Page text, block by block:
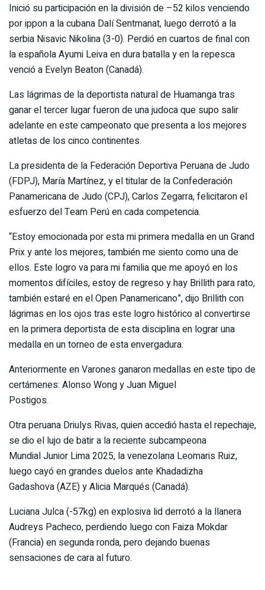
Inició su participación en la división de –52 kilos venciendo
por ippon a la cubana Dalí Sentmanat, luego derrotó a la
serbia Nisavic Nikolina (3-0). Perdió en cuartos de final con
la española Ayumi Leiva en dura batalla y en la repesca
venció a Evelyn Beaton (Canadá).
Las lágrimas de la deportista natural de Huamanga tras
ganar el tercer lugar fueron de una judoca que supo salir
adelante en este campeonato que presenta a los mejores
atletas de los cinco continentes.
La presidenta de la Federación Deportiva Peruana de Judo
(FDPJ), María Martínez, y el titular de la Confederación
Panamericana de Judo (CPJ), Carlos Zegarra, felicitaron el
esfuerzo del Team Perú en cada competencia.
“Estoy emocionada por esta mi primera medalla en un Grand
Prix y ante los mejores, también me siento como una de
ellos. Este logro va para mi familia que me apoyó en los
momentos difíciles, estoy de regreso y hay Brillith para rato,
también estaré en el Open Panamericano”, dijo Brillith con
lágrimas en los ojos tras este logro histórico al convertirse
en la primera deportista de esta disciplina en lograr una
medalla en un torneo de esta envergadura.
Anteriormente en Varones ganaron medallas en este tipo de
certámenes: Alonso Wong y Juan Miguel
Postigos.
Otra peruana Driulys Rivas, quien accedió hasta el repechaje,
se dio el lujo de batir a la reciente subcampeona
Mundial Junior Lima 2025, la venezolana Leomaris Ruiz,
luego cayó en grandes duelos ante Khadadizha
Gadashova (AZE) y Alicia Marqués (Canadá).
Luciana Julca (-57kg) en explosiva lid derrotó a la llanera
Audreys Pacheco, perdiendo luego con Faiza Mokdar
(Francia) en segunda ronda, pero dejando buenas
sensaciones de cara al futuro.